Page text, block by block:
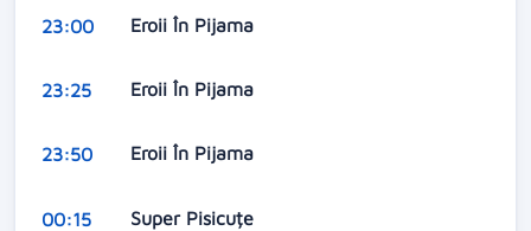
23:00 Eroii În Pijama
23:25 Eroii În Pijama
23:50 Eroii În Pijama
00:15 Super Pisicuțe